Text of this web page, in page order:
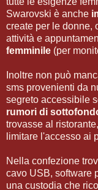
Swarovski è anche
create per le donne,
attività e
femminile (per
Inoltre non può
sms provenienti da
segreto accessibile
rumori di
trovasse al
limitare l'accesso ai
Nella confezione
cavo USB, software
una custodia che